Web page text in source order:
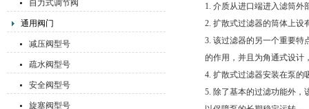
自力式调节阀
通用阀门
减压阀型号
疏水阀型号
安全阀型号
旋塞阀型号
1. 介质从进口端进入滤筒
2. 扩散式过滤器的筒体上设
3. 该过滤器的另一个重要特
的作用，并且为角通式设计
4. 扩散式过滤器安装在泵的
5. 除了基本的过滤功能外，